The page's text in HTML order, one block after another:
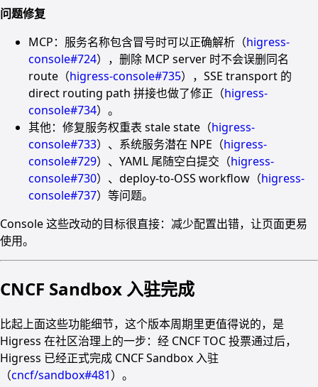
问题修复
MCP：服务名称包含冒号时可以正确解析（higress-
console#724），删除 MCP server 时不会误删同名
route（higress-console#735），SSE transport 的
direct routing path 拼接也做了修正（higress-
console#734）。
其他：修复服务权重表 stale state（higress-
console#733）、系统服务潜在 NPE（higress-
console#729）、YAML 尾随空白提交（higress-
console#730）、deploy-to-OSS workflow（higress-
console#737）等问题。
Console 这些改动的目标很直接：减少配置出错，让页面更易
使用。
CNCF Sandbox 入驻完成
比起上面这些功能细节，这个版本周期里更值得说的，是
Higress 在社区治理上的一步：经 CNCF TOC 投票通过后，
Higress 已经正式完成 CNCF Sandbox 入驻
（cncf/sandbox#481）。